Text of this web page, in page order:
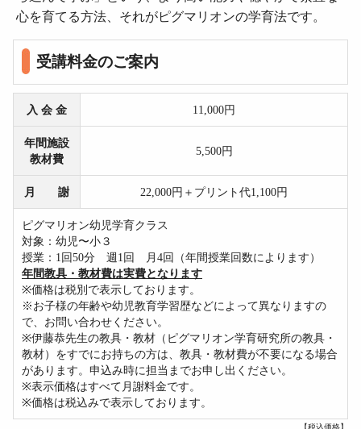
心を育てる方法、それがピグマリオンの学育法です。
受講料金のご案内
【税込価格】
入 会 金 11,000円
年間施設
教材費
5,500円
月 謝 22,000円＋プリント代1,100円
ピグマリオン幼児学育クラス
対象：幼児〜小３
授業：1回50分 週1回 月4回（年間授業回数によります）
年間教具・教材費は実費となります
※価格は税別で表示しております。
※お子様の年齢や幼児教育学習歴などによって異なりますの
で、お問い合わせください。
※伊藤恭先生の教具・教材（ピグマリオン学育研究所の教具・
教材）をすでにお持ちの方は、教具・教材費が不要になる場合
があります。申込み時に担当までお申し出ください。
※表示価格はすべて月謝料金です。
※価格は税込みで表示しております。